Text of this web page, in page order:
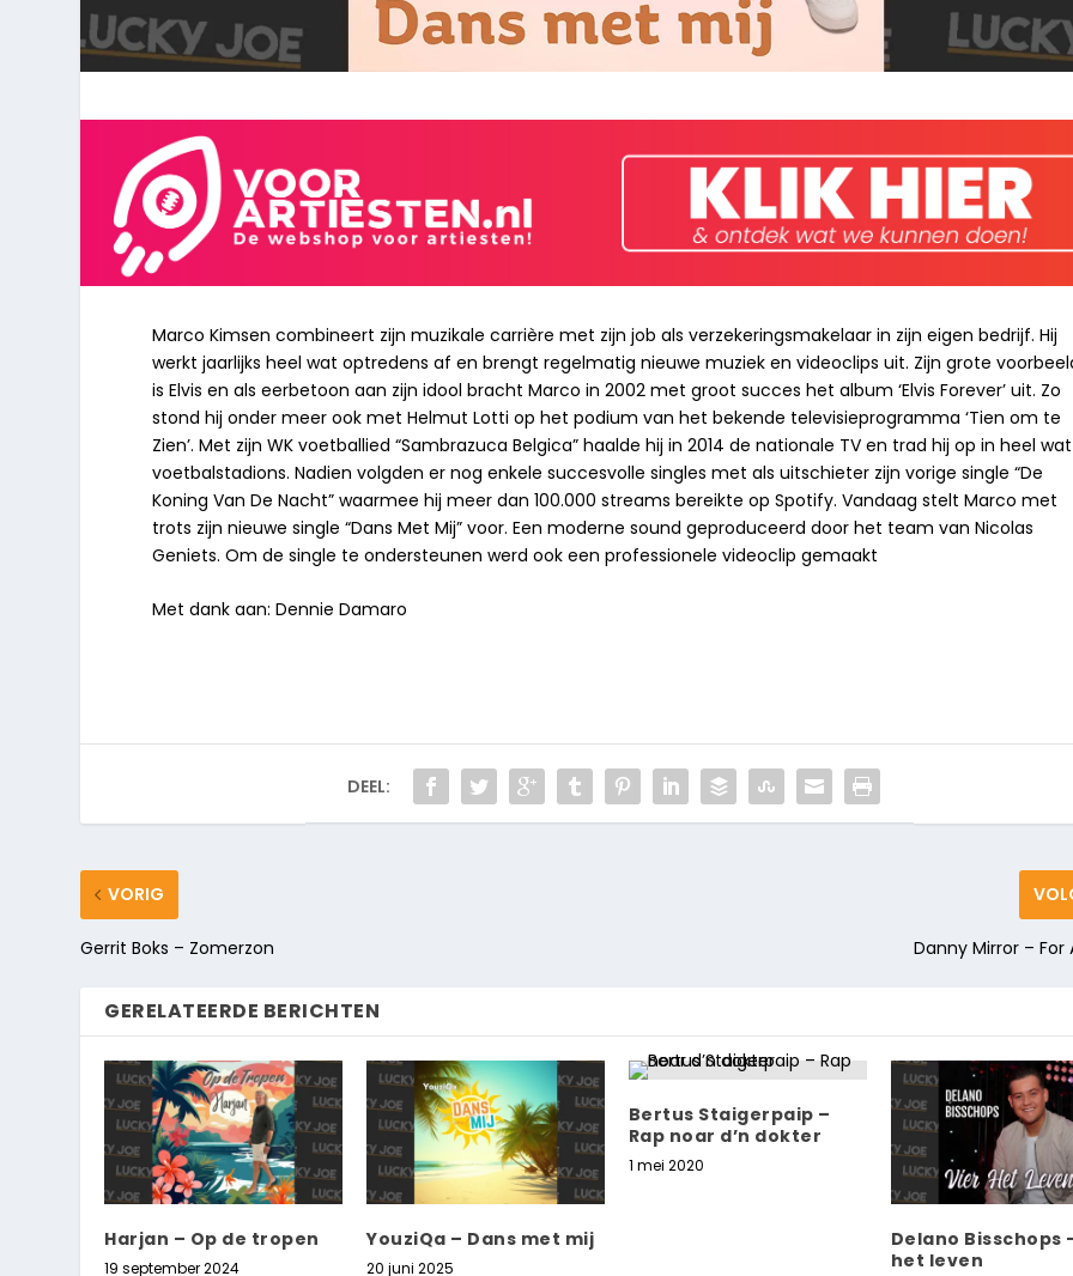
Marco Kimsen combineert zijn muzikale carrière met zijn job als verzekeringsmakelaar in zijn eigen bedrijf. Hij
werkt jaarlijks heel wat optredens af en brengt regelmatig nieuwe muziek en videoclips uit. Zijn grote
is Elvis en als eerbetoon aan zijn idool bracht Marco in 2002 met groot succes het album ‘Elvis Forever’ uit. Zo
stond hij onder meer ook met Helmut Lotti op het podium van het bekende televisieprogramma ‘Tien om te
Zien’. Met zijn WK voetballied “Sambrazuca Belgica” haalde hij in 2014 de nationale TV en trad hij op in heel wat
voetbalstadions. Nadien volgden er nog enkele succesvolle singles met als uitschieter zijn vorige single “De
Koning Van De Nacht” waarmee hij meer dan 100.000 streams bereikte op Spotify. Vandaag stelt Marco met
trots zijn nieuwe single “Dans Met Mij” voor. Een moderne sound geproduceerd door het team van Nicolas
Geniets. Om de single te ondersteunen werd ook een professionele videoclip gemaakt
Met dank aan: Dennie Damaro
DEEL:
VORIG
Gerrit Boks – Zomerzon Danny Mirror – For
GERELATEERDE BERICHTEN
Harjan – Op de tropen
19 september 2024
YouziQa – Dans met mij
20 juni 2025
Bertus Staigerpaip –
Rap noar d’n dokter
1 mei 2020
Delano Bisschops
het leven